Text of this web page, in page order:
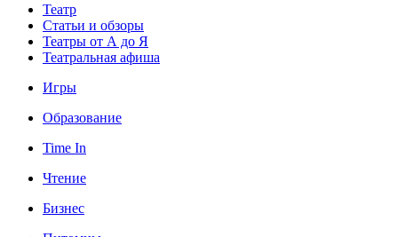
Театр
Статьи и обзоры
Театры от А до Я
Театральная афиша
Игры
Образование
Time In
Чтение
Бизнес